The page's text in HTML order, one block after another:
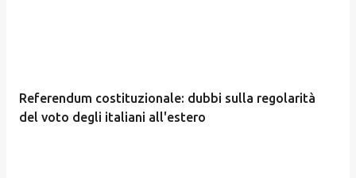
Referendum costituzionale: dubbi sulla regolarità
del voto degli italiani all'estero